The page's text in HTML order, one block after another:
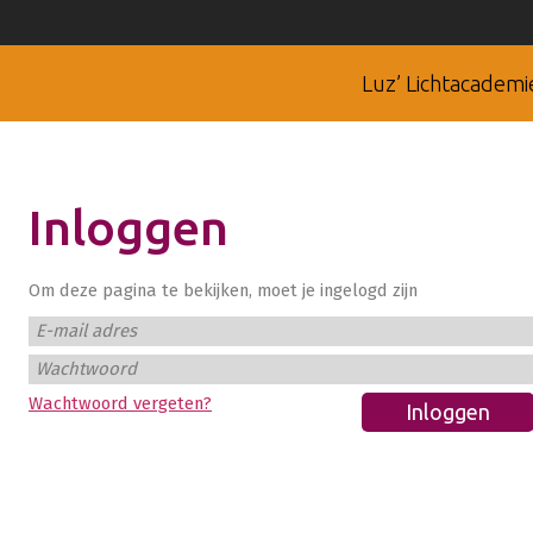
Luz’
Inloggen
Om deze pagina te bekijken, moet je ingelogd zijn
E-mail adres
Wachtwoord
Wachtwoord vergeten?